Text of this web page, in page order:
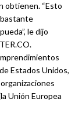
obtienen. “Esto
le dijo
Estados Unidos,
Unión Europea